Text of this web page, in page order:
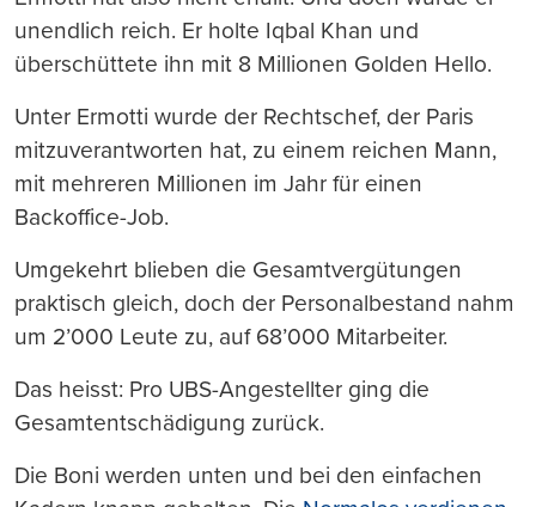
unendlich reich. Er holte Iqbal Khan und
überschüttete ihn mit 8 Millionen Golden Hello.
Unter Ermotti wurde der Rechtschef, der Paris
mitzuverantworten hat, zu einem reichen Mann,
mit mehreren Millionen im Jahr für einen
Backoffice-Job.
Umgekehrt blieben die Gesamtvergütungen
praktisch gleich, doch der Personalbestand nahm
um 2’000 Leute zu, auf 68’000 Mitarbeiter.
Das heisst: Pro UBS-Angestellter ging die
Gesamtentschädigung zurück.
Die Boni werden unten und bei den einfachen